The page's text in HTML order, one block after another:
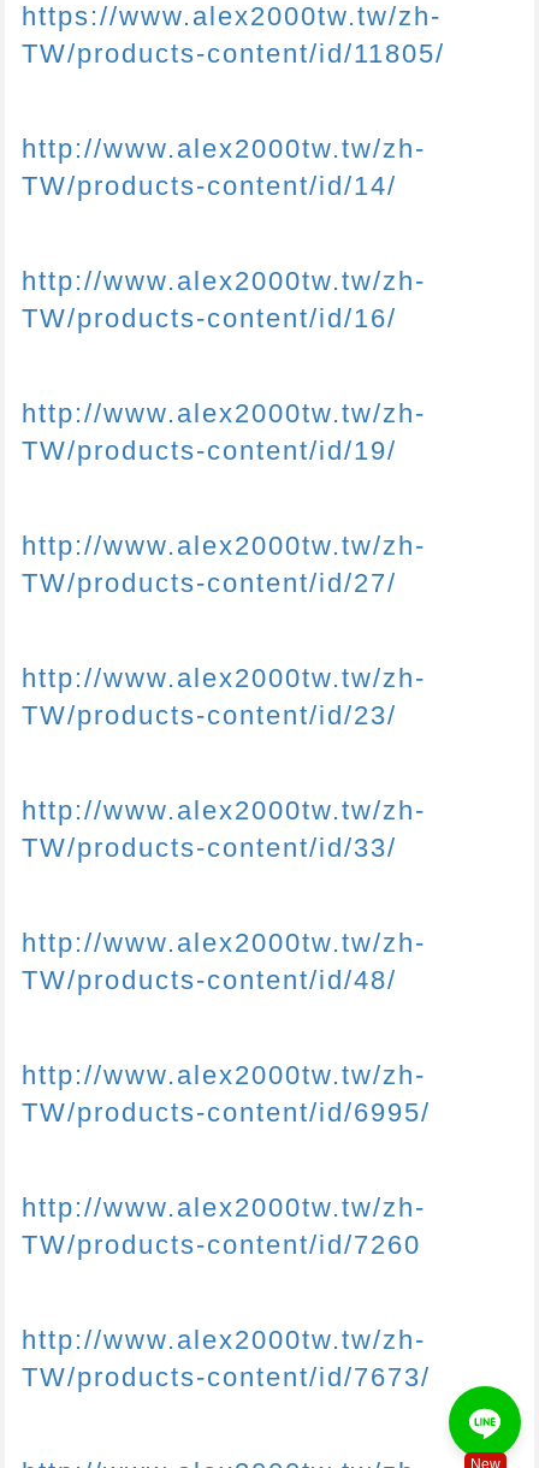
https://www.alex2000tw.tw/zh-
TW/products-content/id/11805/
http://www.alex2000tw.tw/zh-
TW/products-content/id/14/
http://www.alex2000tw.tw/zh-
TW/products-content/id/16/
http://www.alex2000tw.tw/zh-
TW/products-content/id/19/
http://www.alex2000tw.tw/zh-
TW/products-content/id/27/
http://www.alex2000tw.tw/zh-
TW/products-content/id/23/
http://www.alex2000tw.tw/zh-
TW/products-content/id/33/
http://www.alex2000tw.tw/zh-
TW/products-content/id/48/
http://www.alex2000tw.tw/zh-
TW/products-content/id/6995/
http://www.alex2000tw.tw/zh-
TW/products-content/id/7260
http://www.alex2000tw.tw/zh-
TW/products-content/id/7673/
New